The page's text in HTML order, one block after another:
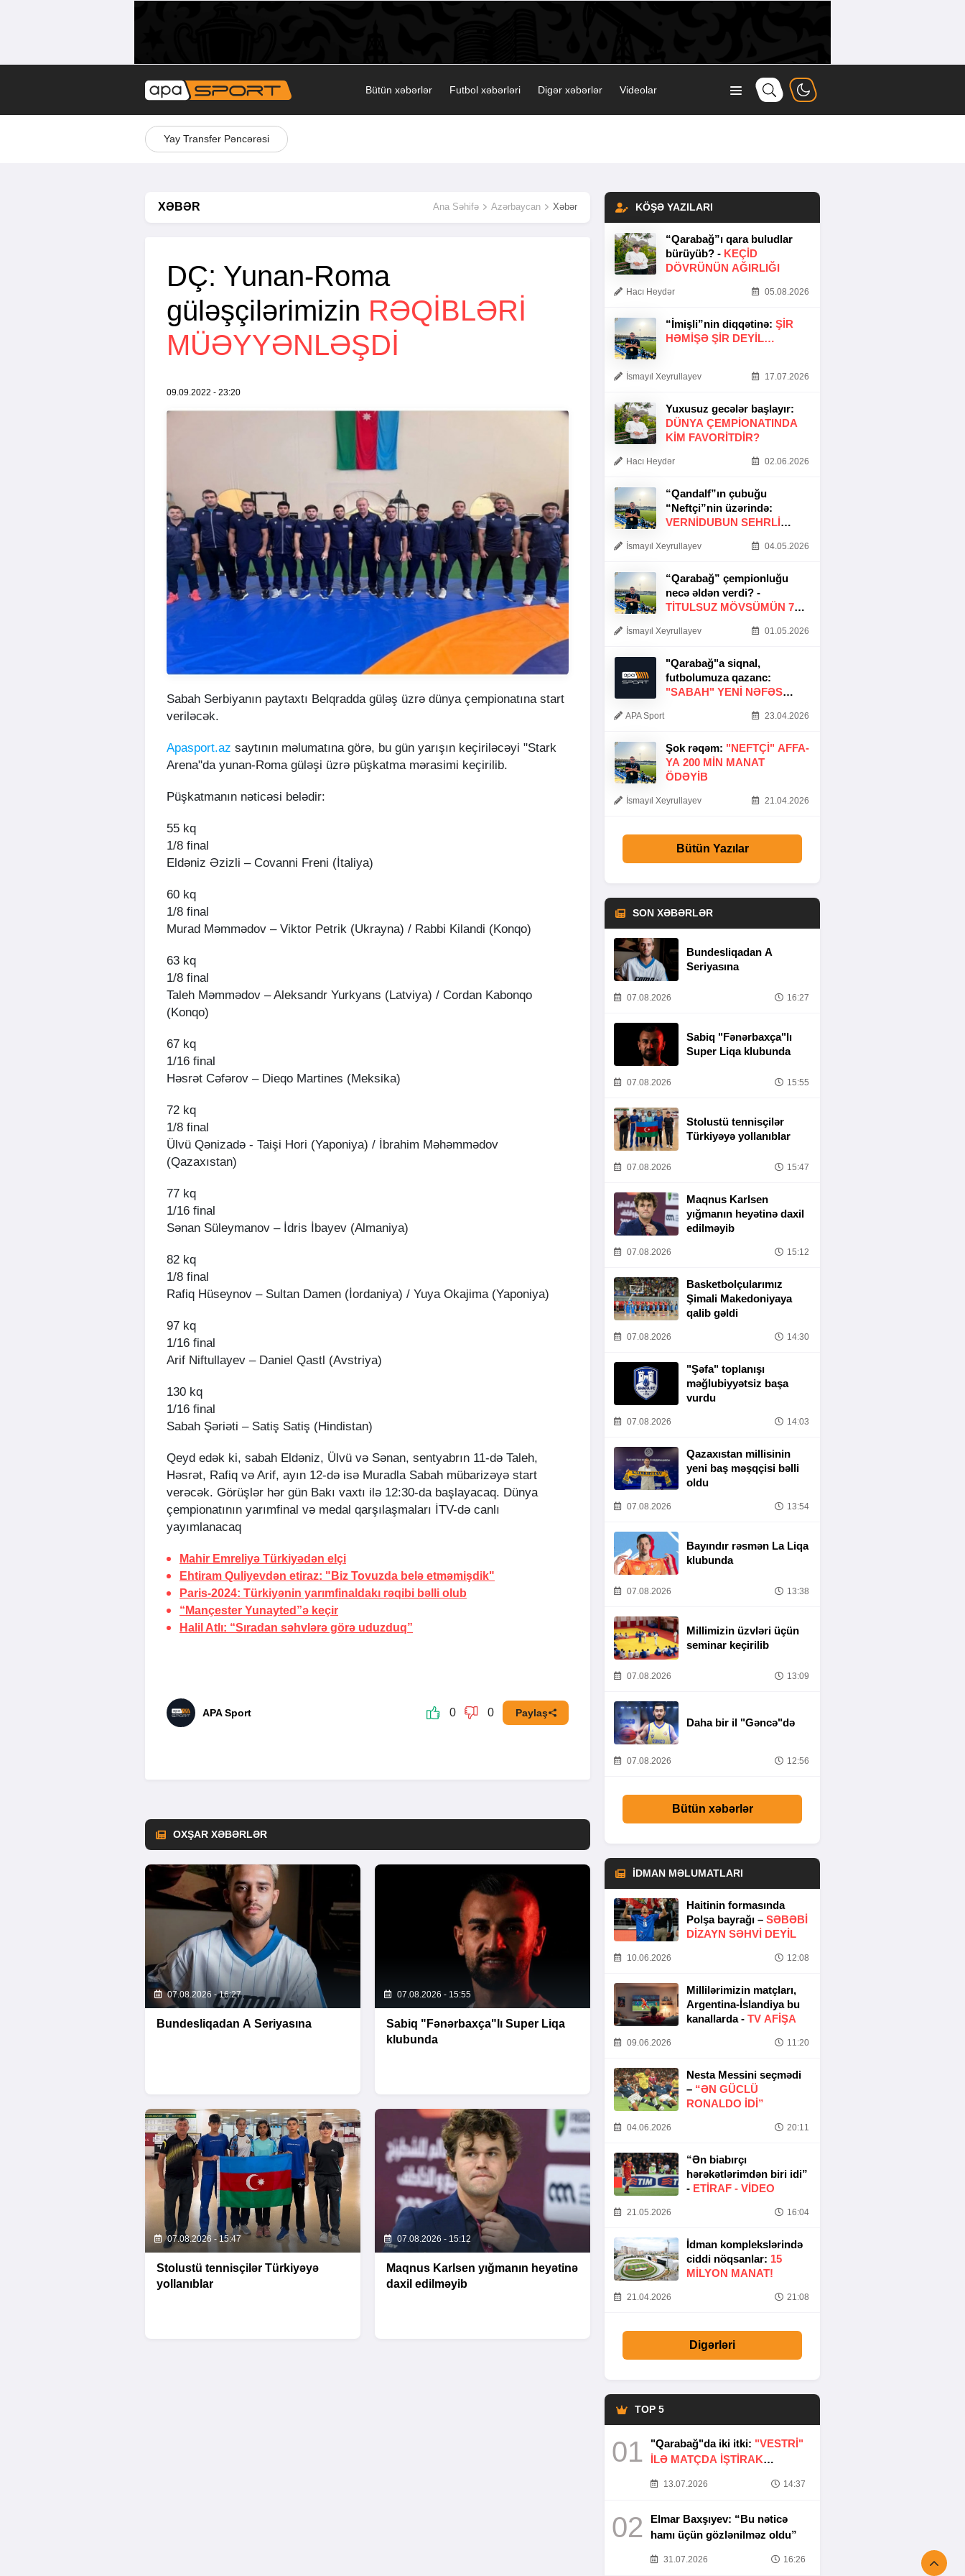
Bütün xəbərlər Futbol xəbərləri Digər xəbərlər Videolar
Yay Transfer Pəncərəsi
XƏBƏR Ana Səhifə Azərbaycan Xəbər
DÇ: Yunan-Roma
güləşçilərimizin RƏQIBLƏRI
MÜƏYYƏNLƏŞDI
09.09.2022 - 23:20
Sabah Serbiyanın paytaxtı Belqradda güləş üzrə dünya çempionatına start
veriləcək.
Apasport.az saytının məlumatına görə, bu gün yarışın keçiriləcəyi "Stark
Arena"da yunan-Roma güləşi üzrə püşkatma mərasimi keçirilib.
Püşkatmanın nəticəsi belədir:
55 kq
1/8 final
Eldəniz Əzizli – Covanni Freni (İtaliya)
60 kq
1/8 final
Murad Məmmədov – Viktor Petrik (Ukrayna) / Rabbi Kilandi (Konqo)
63 kq
1/8 final
Taleh Məmmədov – Aleksandr Yurkyans (Latviya) / Cordan Kabonqo
(Konqo)
67 kq
1/16 final
Həsrət Cəfərov – Dieqo Martines (Meksika)
72 kq
1/8 final
Ülvü Qənizadə - Taişi Hori (Yaponiya) / İbrahim Məhəmmədov
(Qazaxıstan)
77 kq
1/16 final
Sənan Süleymanov – İdris İbayev (Almaniya)
82 kq
1/8 final
Rafiq Hüseynov – Sultan Damen (İordaniya) / Yuya Okajima (Yaponiya)
97 kq
1/16 final
Arif Niftullayev – Daniel Qastl (Avstriya)
130 kq
1/16 final
Sabah Şəriəti – Satiş Satiş (Hindistan)
Qeyd edək ki, sabah Eldəniz, Ülvü və Sənan, sentyabrın 11-də Taleh,
Həsrət, Rafiq və Arif, ayın 12-də isə Muradla Sabah mübarizəyə start
verəcək. Görüşlər hər gün Bakı vaxtı ilə 12:30-da başlayacaq. Dünya
çempionatının yarımfinal və medal qarşılaşmaları İTV-də canlı
yayımlanacaq
Mahir Emreliyə Türkiyədən elçi
Ehtiram Quliyevdən etiraz: "Biz Tovuzda belə etməmişdik"
Paris-2024: Türkiyənin yarımfinaldakı rəqibi bəlli olub
“Mançester Yunayted”ə keçir
Halil Atlı: “Sıradan səhvlərə görə uduzduq”
APA Sport 0 0 Paylaş
OXŞAR XƏBƏRLƏR
07.08.2026 - 16:27
Bundesliqadan A Seriyasına
07.08.2026 - 15:55
Sabiq "Fənərbaxça"lı Super Liqa
klubunda
07.08.2026 - 15:47
Stolustü tennisçilər Türkiyəyə
yollanıblar
07.08.2026 - 15:12
Maqnus Karlsen yığmanın heyətinə
daxil edilməyib
KÖŞƏ YAZILARI
“Qarabağ”ı qara buludlar
bürüyüb? - KEÇID
DÖVRÜNÜN AĞIRLIĞI
Hacı Heydər 05.08.2026
“İmişli”nin diqqətinə: ŞIR
HƏMIŞƏ ŞIR DEYIL…
İsmayıl Xeyrullayev 17.07.2026
Yuxusuz gecələr başlayır:
DÜNYA ÇEMPIONATINDA
KIM FAVORITDIR?
Hacı Heydər 02.06.2026
“Qandalf”ın çubuğu
“Neftçi”nin üzərində:
VERNİDUBUN SEHRLİ
İsmayıl Xeyrullayev 04.05.2026
“Qarabağ” çempionluğu
necə əldən verdi? -
TITULSUZ MÖVSÜMÜN 7
İsmayıl Xeyrullayev 01.05.2026
"Qarabağ"a siqnal,
futbolumuza qazanc:
"SABAH" YENI NƏFƏS
APA Sport 23.04.2026
Şok rəqəm: "NEFTÇI" AFFA-
YA 200 MIN MANAT
ÖDƏYIB
İsmayıl Xeyrullayev 21.04.2026
Bütün Yazılar
SON XƏBƏRLƏR
Bundesliqadan A
Seriyasına
07.08.2026 16:27
Sabiq "Fənərbaxça"lı
Super Liqa klubunda
07.08.2026 15:55
Stolustü tennisçilər
Türkiyəyə yollanıblar
07.08.2026 15:47
Maqnus Karlsen
yığmanın heyətinə daxil
edilməyib
07.08.2026 15:12
Basketbolçularımız
Şimali Makedoniyaya
qalib gəldi
07.08.2026 14:30
"Şəfa" toplanışı
məğlubiyyətsiz başa
vurdu
07.08.2026 14:03
Qazaxıstan millisinin
yeni baş məşqçisi bəlli
oldu
07.08.2026 13:54
Bayındır rəsmən La Liqa
klubunda
07.08.2026 13:38
Millimizin üzvləri üçün
seminar keçirilib
07.08.2026 13:09
Daha bir il "Gəncə"də
07.08.2026 12:56
Bütün xəbərlər
İDMAN MƏLUMATLARI
Haitinin formasında
Polşa bayrağı – SƏBƏBI
DIZAYN SƏHVI DEYIL
10.06.2026 12:08
Millilərimizin matçları,
Argentina-İslandiya bu
kanallarda - TV AFİŞA
09.06.2026 11:20
Nesta Messini seçmədi
– “ƏN GÜCLÜ
RONALDO IDI”
04.06.2026 20:11
“Ən biabırçı
hərəkətlərimdən biri idi”
- ETIRAF - VİDEO
21.05.2026 16:04
İdman komplekslərində
ciddi nöqsanlar: 15
MILYON MANAT!
21.04.2026 21:08
Digərləri
TOP 5
01 "Qarabağ"da iki itki: "VESTRİ"
İLƏ MATÇDA İŞTİRAK
13.07.2026 14:37
02
Elmar Baxşıyev: “Bu nəticə
hamı üçün gözlənilməz oldu”
31.07.2026 16:26